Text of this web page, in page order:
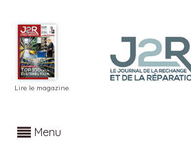
Lire le magazine
Menu